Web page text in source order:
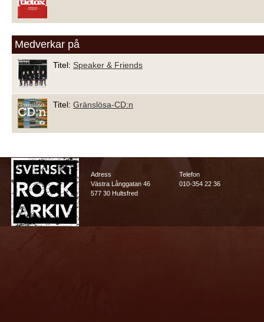
Medverkar på
Titel: Speaker & Friends
Titel: Gränslösa-CD:n
Adress
Västra Långgatan 46
577 30 Hultsfred
Telefon
010-354 22 36